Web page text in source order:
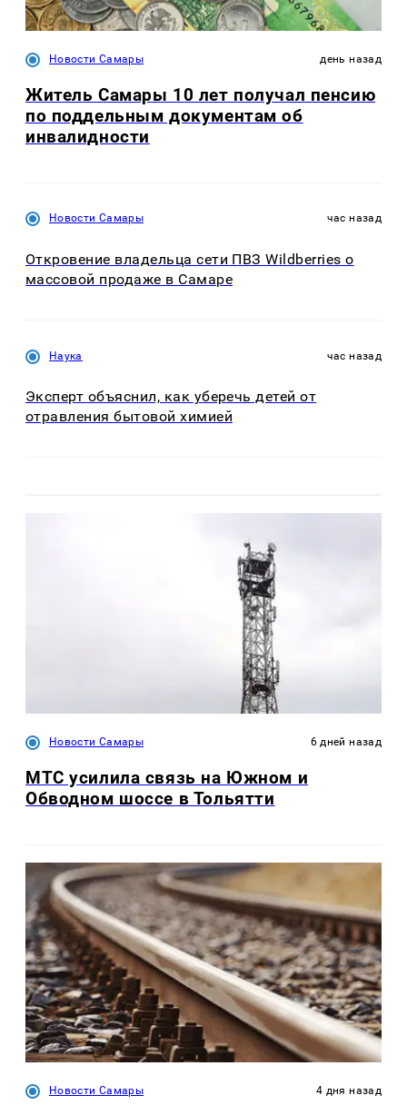
Новости Самары день назад
Житель Самары 10 лет получал пенсию
по поддельным документам об
инвалидности
Новости Самары час назад
Откровение владельца сети ПВЗ Wildberries о
массовой продаже в Самаре
Наука час назад
Эксперт объяснил, как уберечь детей от
отравления бытовой химией
Новости Самары 6 дней назад
МТС усилила связь на Южном и
Обводном шоссе в Тольятти
Новости Самары 4 дня назад